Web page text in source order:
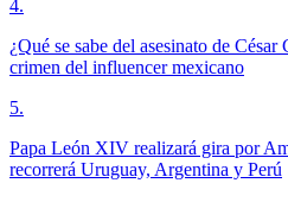
4.
¿Qué se sabe del asesinato de
crimen del influencer mexicano
5.
Papa León XIV realizará gira por
recorrerá Uruguay, Argentina y Perú